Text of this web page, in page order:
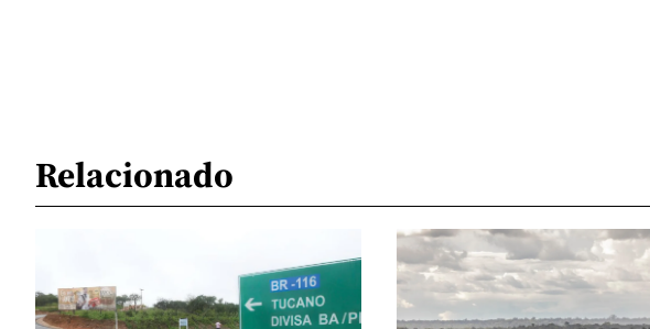
Relacionado